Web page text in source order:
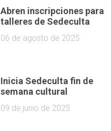
Abren inscripciones para
talleres de Sedeculta
06 de agosto de 2025
Inicia Sedeculta fin de
semana cultural
09 de junio de 2025